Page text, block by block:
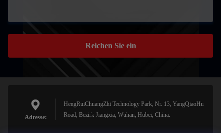
Reichen Sie ein
Adresse:
HengRuiChuangZhi Technology Park, Nr. 13, YangQiaoHu
Road, Bezirk Jiangxia, Wuhan, Hubei, China.